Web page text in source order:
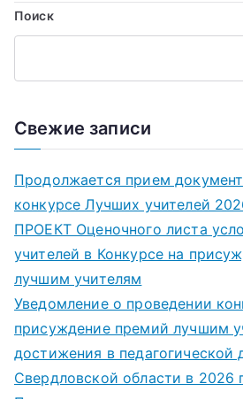
по
записям
Поиск
Свежие записи
Продолжается прием
конкурсе Лучших учителей
ПРОЕКТ Оценочного листа
учителей в Конкурсе на
лучшим учителям
Уведомление о проведении
присуждение премий лучшим
достижения в педагогической
Свердловской области в 2026